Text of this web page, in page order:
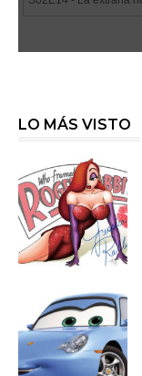
LO MÁS VISTO